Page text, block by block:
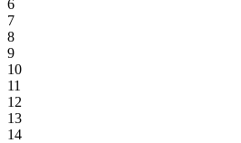
6
7
8
9
10
11
12
13
14